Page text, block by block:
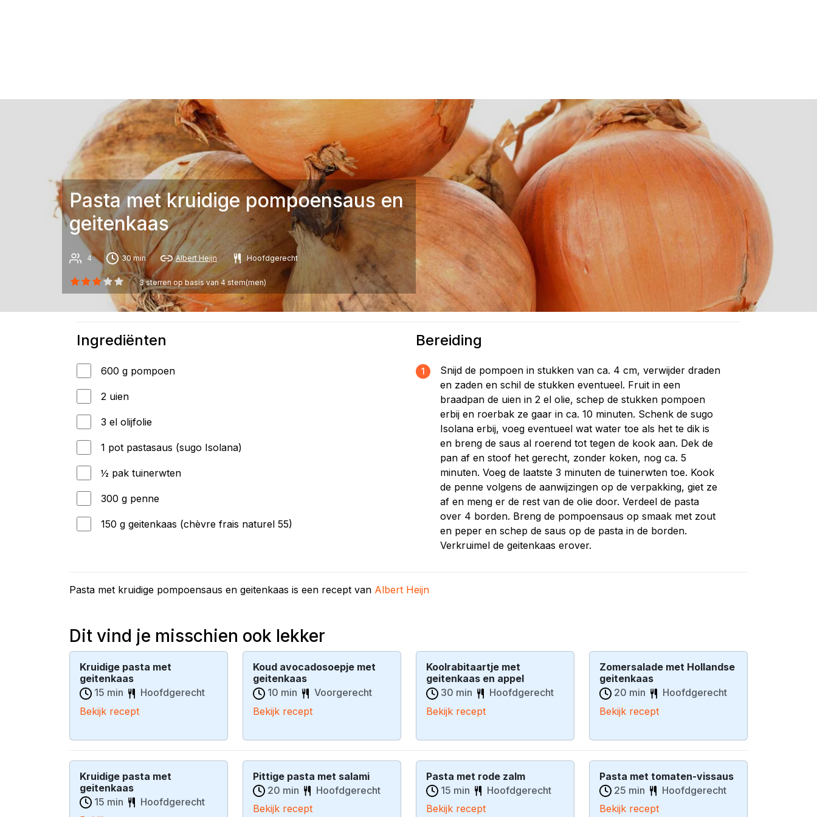
Pasta met kruidige pompoensaus en
geitenkaas
4 30 min Albert Heijn Hoofdgerecht
3sterren op basis van 4stem(men)
Ingrediënten
600 g pompoen
2 uien
3 el olijfolie
1 pot pastasaus (sugo Isolana)
½ pak tuinerwten
300 g penne
150 g geitenkaas (chèvre frais naturel 55)
Bereiding
1
Snijd de pompoen in stukken van ca. 4 cm, verwijder draden
en zaden en schil de stukken eventueel. Fruit in een
braadpan de uien in 2 el olie, schep de stukken pompoen
erbij en roerbak ze gaar in ca. 10 minuten. Schenk de sugo
Isolana erbij, voeg eventueel wat water toe als het te dik is
en breng de saus al roerend tot tegen de kook aan. Dek de
pan af en stoof het gerecht, zonder koken, nog ca. 5
minuten. Voeg de laatste 3 minuten de tuinerwten toe. Kook
de penne volgens de aanwijzingen op de verpakking, giet ze
af en meng er de rest van de olie door. Verdeel de pasta
over 4 borden. Breng de pompoensaus op smaak met zout
en peper en schep de saus op de pasta in de borden.
Verkruimel de geitenkaas erover.
Pasta met kruidige pompoensaus en geitenkaas is een recept van Albert Heijn
Dit vind je misschien ook lekker
Kruidige pasta met
geitenkaas
15 min
Hoofdgerecht
Bekijk recept
Koud avocadosoepje met
geitenkaas
10 min
Voorgerecht
Bekijk recept
Koolrabitaartje met
geitenkaas en appel
30 min
Hoofdgerecht
Bekijk recept
Zomersalade met Hollandse
geitenkaas
20 min
Hoofdgerecht
Bekijk recept
Kruidige pasta met
geitenkaas
15 min
Hoofdgerecht
Pittige pasta met salami
20 min
Hoofdgerecht
Bekijk recept
Pasta met rode zalm
15 min
Hoofdgerecht
Bekijk recept
Pasta met tomaten-vissaus
25 min
Hoofdgerecht
Bekijk recept